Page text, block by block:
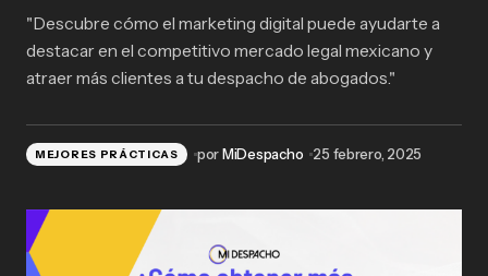
"Descubre cómo el marketing digital puede ayudarte a
destacar en el competitivo mercado legal mexicano y
atraer más clientes a tu despacho de abogados."
MEJORES PRÁCTICAS porMiDespacho 25 febrero, 2025